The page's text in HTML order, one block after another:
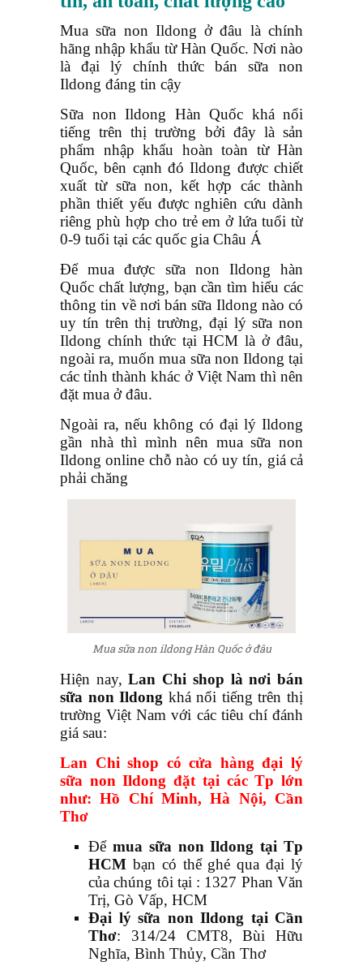
Mua sữa non Ildong ở đâu là chính
hãng nhập khẩu từ Hàn Quốc. Nơi nào
là đại lý chính thức bán sữa non
Ildong đáng tin cậy
Sữa non Ildong Hàn Quốc khá nổi
tiếng trên thị trường bởi đây là sản
phẩm nhập khẩu hoàn toàn từ Hàn
Quốc, bên cạnh đó Ildong được chiết
xuất từ sữa non, kết hợp các thành
phần thiết yếu được nghiên cứu dành
riêng phù hợp cho trẻ em ở lứa tuổi từ
0-9 tuổi tại các quốc gia Châu Á
Để mua được sữa non Ildong hàn
Quốc chất lượng, bạn cần tìm hiểu các
thông tin về nơi bán sữa Ildong nào có
uy tín trên thị trường, đại lý sữa non
Ildong chính thức tại HCM là ở đâu,
ngoài ra, muốn mua sữa non Ildong tại
các tỉnh thành khác ở Việt Nam thì nên
đặt mua ở đâu.
Ngoài ra, nếu không có đại lý Ildong
gần nhà thì mình nên mua sữa non
Ildong online chỗ nào có uy tín, giá cả
phải chăng
Mua sữa non ildong Hàn Quốc ở đâu
Hiện nay,Lan Chi shop là nơi bán
sữa non Ildong khá nổi tiếng trên thị
trường Việt Nam với các tiêu chí đánh
giá sau:
Lan Chi shop có cửa hàng đại lý
sữa non Ildong đặt tại các Tp lớn
như: Hồ Chí Minh, Hà Nội, Cần
Thơ
Để mua sữa non Ildong tại Tp
HCM bạn có thể ghé qua đại lý
của chúng tôi tại : 1327 Phan Văn
Trị, Gò Vấp, HCM
Đại lý sữa non Ildong tại Cần
Thơ: 314/24 CMT8, Bùi Hữu
Nghĩa, Bình Thủy, Cần Thơ